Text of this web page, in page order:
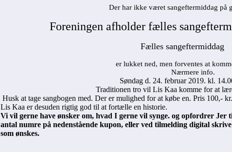
Der har ikke været sangeftermiddag på
Foreningen afholder fælles
Fælles sangeftermiddag
er lukket ned, men forventes at
Nærmere info.
Søndag d. 24. februar 2019. kl.
Traditionen tro vil Lis Kaa komme for at
Husk at tage sangbogen med. Der er mulighed for at købe en. Pris 100,-
Lis Kaa er desuden rigtig god til at fortælle en historie.
Vi vil gerne have ønsker om, hvad I gerne vil synge. og opfordrer Jer
antal numre på nedenstående kupon, eller ved tilmelding digital
som ønskes.